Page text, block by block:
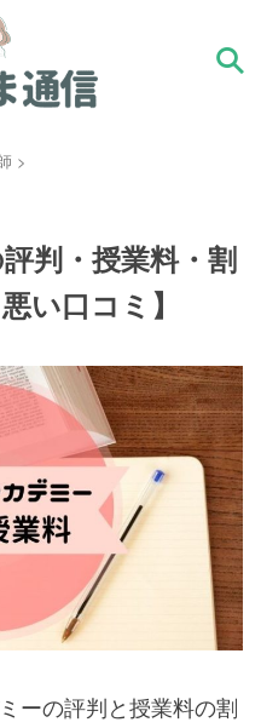
>
判・授業料・割
い口コミ】
ーの評判と授業料の割